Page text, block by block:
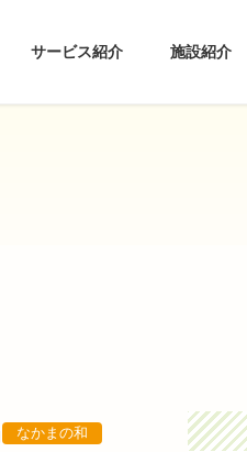
サービス紹介 施設紹介
なかまの和